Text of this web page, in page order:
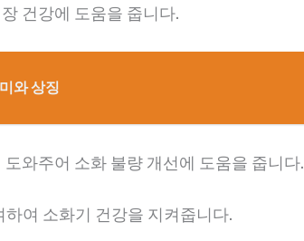
건강에 도움을 줍니다.
와 상징
와주어 소화 불량 개선에 도움을 줍니다.
여 소화기 건강을 지켜줍니다.